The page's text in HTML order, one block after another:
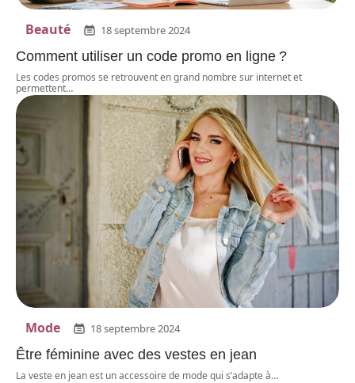
Beauté 18 septembre 2024
Comment utiliser un code promo en ligne ?
Les codes promos se retrouvent en grand nombre sur internet et
permettent…
Mode 18 septembre 2024
Être féminine avec des vestes en jean
La veste en jean est un accessoire de mode qui s’adapte à…